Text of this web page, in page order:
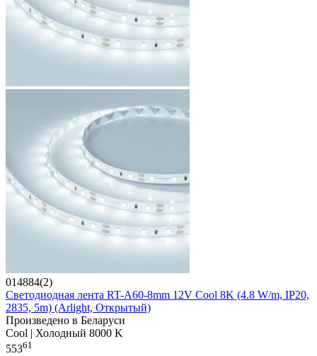
014884(2)
Светодиодная лента RT-A60-8mm 12V Cool 8K (4.8 W/m, IP20,
2835, 5m) (Arlight, Открытый)
Произведено в Беларуси
Cool | Холодный 8000 K
55361